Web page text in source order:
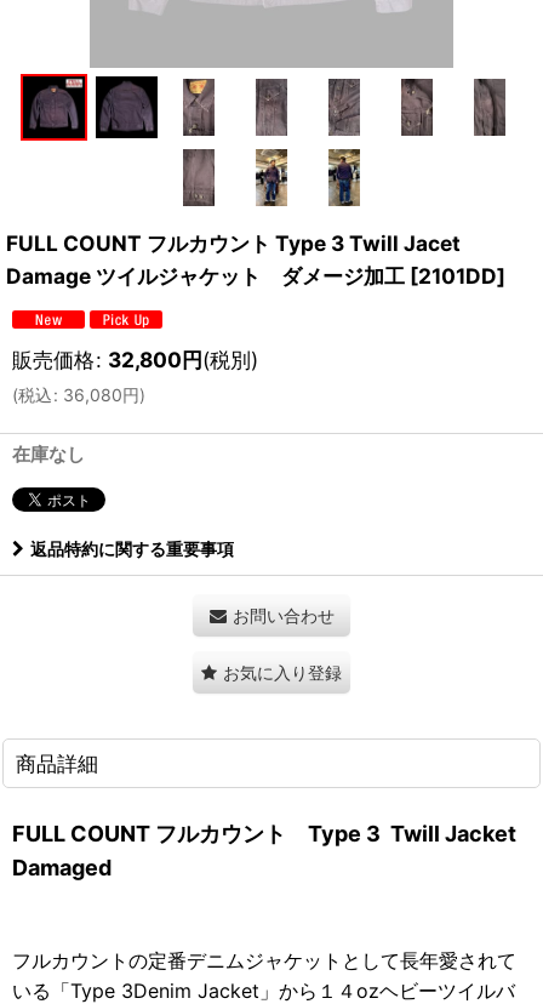
FULL COUNT フルカウント Type 3 Twill Jacet
Damage ツイルジャケット ダメージ加工 [2101DD]
販売価格: 32,800円(税別)
(税込: 36,080円)
在庫なし
返品特約に関する重要事項
お問い合わせ
お気に入り登録
商品詳細
FULL COUNT フルカウント Type 3 Twill Jacket
Damaged
フルカウントの定番デニムジャケットとして長年愛されて
いる「Type 3Denim Jacket」から１４ozヘビーツイルバ